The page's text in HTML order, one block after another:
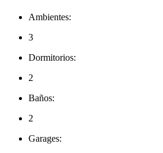
Ambientes:
3
Dormitorios:
2
Baños:
2
Garages: